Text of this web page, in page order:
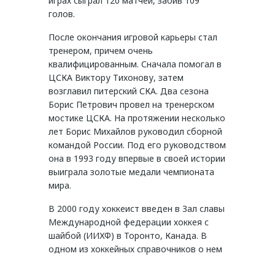
голов.
После окончания игровой карьеры стал
тренером, причем очень
квалифицированным. Сначала помогал в
ЦСКА Виктору Тихонову, затем
возглавил питерский СКА. Два сезона
Борис Петрович провел на тренерском
мостике ЦСКА. На протяжении несколько
лет Борис Михайлов руководил сборной
командой России. Под его руководством
она в 1993 году впервые в своей истории
выиграла золотые медали чемпионата
мира.
В 2000 году хоккеист введен в Зал славы
Международной федерации хоккея с
шайбой (ИИХФ) в Торонто, Канада. В
одном из хоккейных справочников о нем